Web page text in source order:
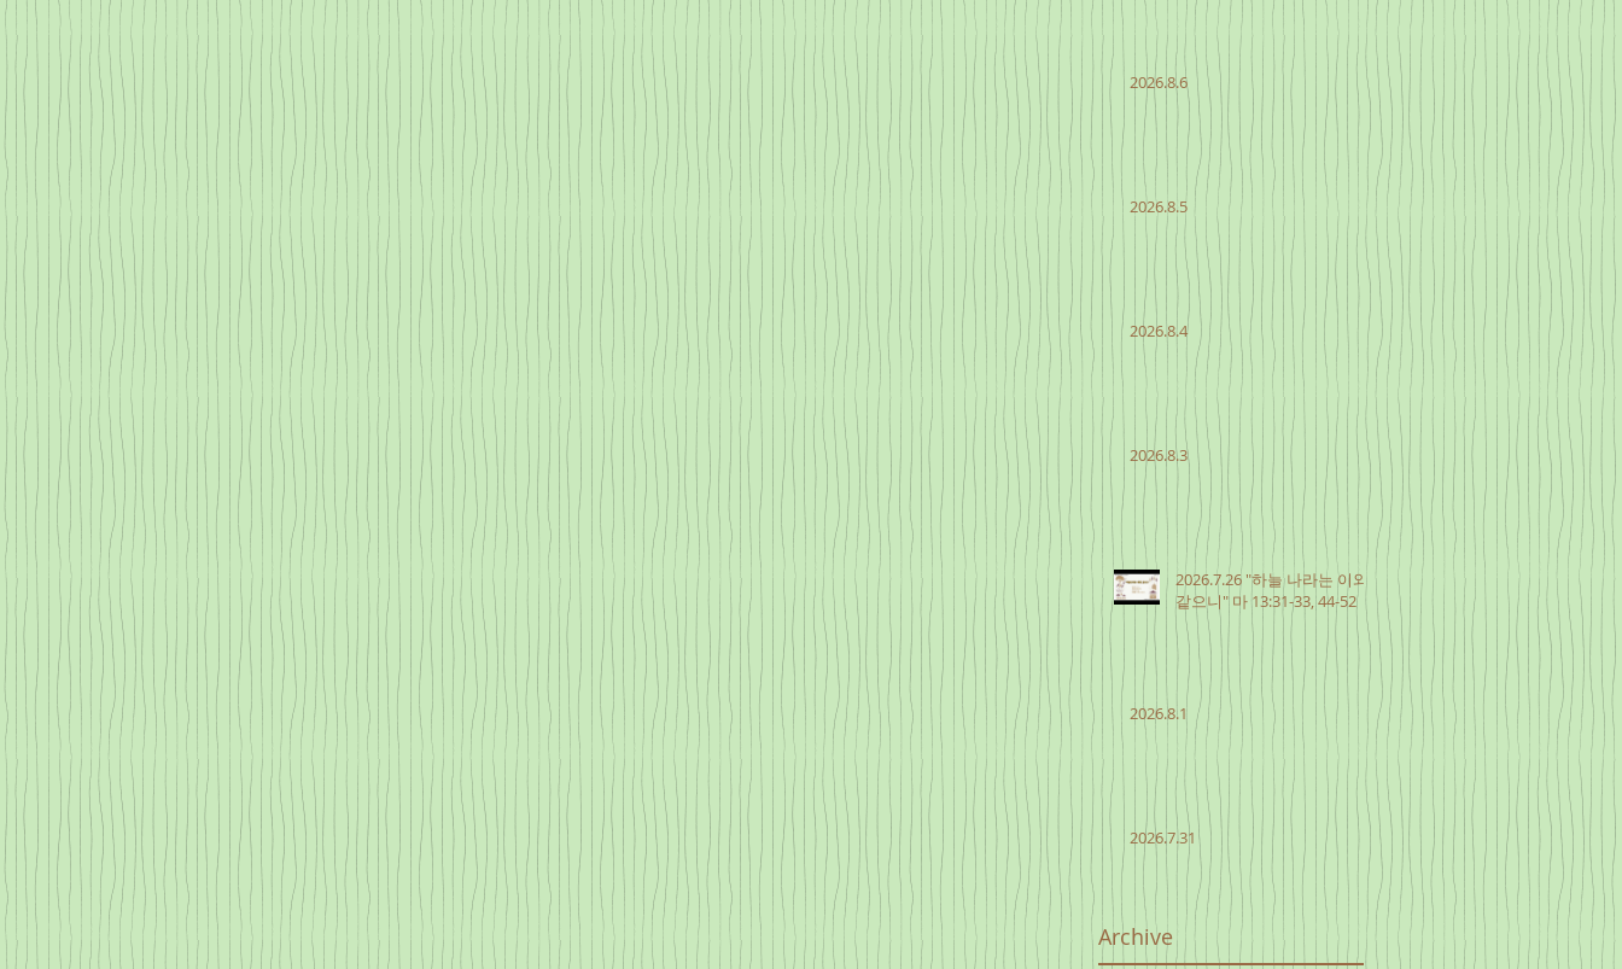
2026.8.6
2026.8.5
2026.8.4
2026.8.3
2026.7.26 "하늘 나라는 이와
같으니" 마 13:31-33, 44-52
2026.8.1
2026.7.31
Archive